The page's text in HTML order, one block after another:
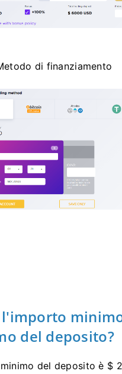
di finanziamento
l'importo
del deposito?
del deposito è $